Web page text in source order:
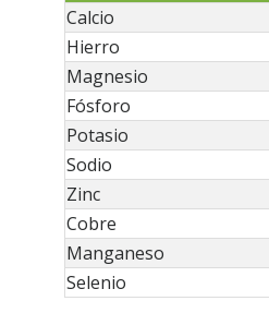
Calcio
Hierro
Magnesio
Fósforo
Potasio
Sodio
Zinc
Cobre
Manganeso
Selenio